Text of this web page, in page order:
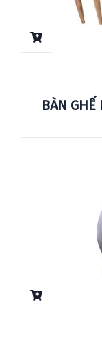
BÀN GHẾ